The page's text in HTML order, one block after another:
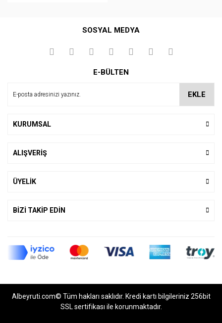
SOSYAL MEDYA
E-BÜLTEN
EKLE
KURUMSAL
ALIŞVERİŞ
ÜYELİK
BİZİ TAKİP EDİN
Albeyruti.com© Tüm hakları saklıdır. Kredi kartı bilgileriniz 256bit
SSL sertifikası ile korunmaktadır.